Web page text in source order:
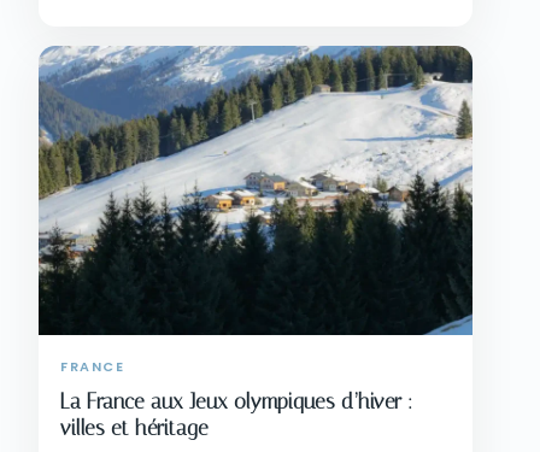
FRANCE
La France aux Jeux olympiques d’hiver :
villes et héritage